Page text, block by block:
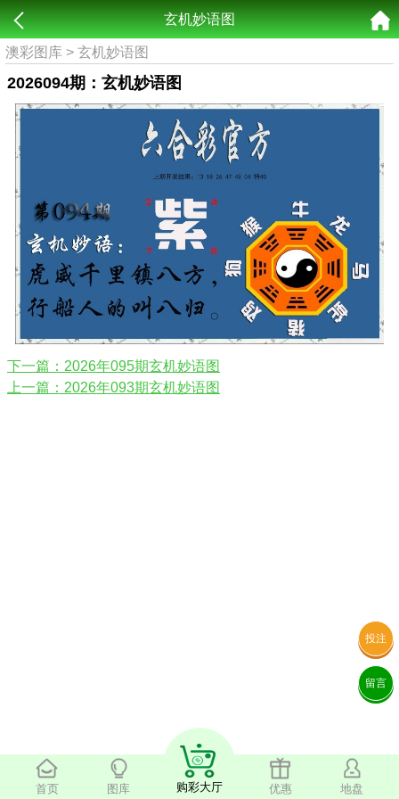
首页 图库 购彩大厅 优惠 地盘
投注
留言
玄机妙语图
澳彩图库 >玄机妙语图
2026094期：玄机妙语图
下一篇：2026年095期玄机妙语图
上一篇：2026年093期玄机妙语图